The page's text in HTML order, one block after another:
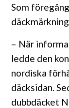
Som
– När
ledde den
nordiska
däcksidan.
dubbdäcket